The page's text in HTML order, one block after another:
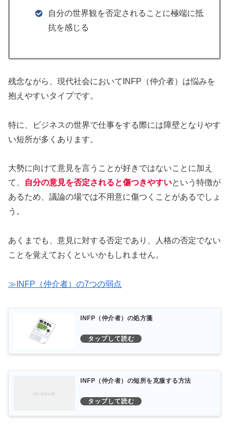
自分の世界観を否定されることに​極端に抵
抗を感じる
残念ながら、現代社会においてINFP（仲介者）は悩みを
抱えやすいタイプです。
特に、ビジネスの世界で仕事をする際には障壁となりやす
い短所が多くあります。
大勢に向けて意見を言うことが好きではないことに加え
て、
自分の意見を否定されると傷つきやすいという特徴が
あるため、議論の場では不用意に傷つくことがあるでしょ
う。
あくまでも、意見に対する否定であり、人格の否定でない
ことを覚えておくといいかもしれません。
≫INFP（仲介者）の7つの弱点
INFP（仲介者）の処方箋
INFP（仲介者）の短所を克服する方法